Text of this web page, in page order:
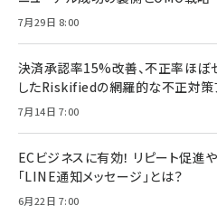
7月29日 8:00
決済承認率15%改善、不正率ほぼ
したRiskifiedの網羅的な不正対策
7月14日 7:00
ECビジネスに有効！ リピート促
「LINE通知メッセージ」とは？
6月22日 7:00